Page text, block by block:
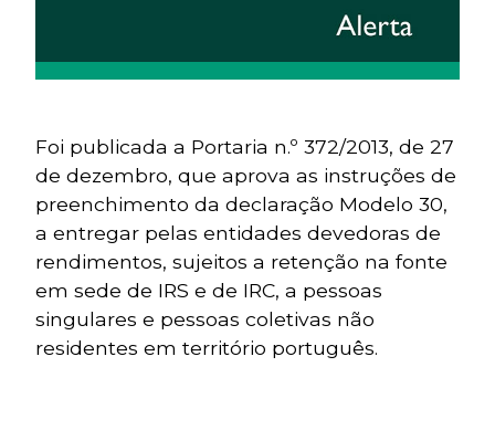
Foi publicada a Portaria n.º 372/2013, de 27
de dezembro, que aprova as instruções de
preenchimento da declaração Modelo 30,
a entregar pelas entidades devedoras de
rendimentos, sujeitos a retenção na fonte
em sede de IRS e de IRC, a pessoas
singulares e pessoas coletivas não
residentes em território português.